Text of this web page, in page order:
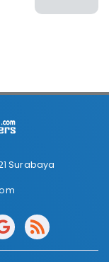
Surabaya